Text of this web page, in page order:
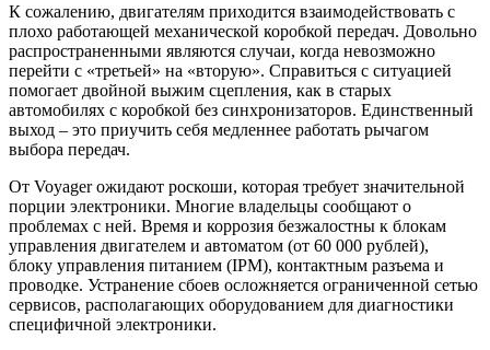
К сожалению, двигателям приходится взаимодействовать с
плохо работающей механической коробкой передач. Довольно
распространенными являются случаи, когда невозможно
перейти с «третьей» на «вторую». Справиться с ситуацией
помогает двойной выжим сцепления, как в старых
автомобилях с коробкой без синхронизаторов. Единственный
выход – это приучить себя медленнее работать рычагом
выбора передач.
От Voyager ожидают роскоши, которая требует значительной
порции электроники. Многие владельцы сообщают о
проблемах с ней. Время и коррозия безжалостны к блокам
управления двигателем и автоматом (от 60 000 рублей),
блоку управления питанием (IPM), контактным разъема и
проводке. Устранение сбоев осложняется ограниченной сетью
сервисов, располагающих оборудованием для диагностики
специфичной электроники.